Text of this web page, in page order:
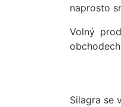
naprosto
Volný
Silagra se